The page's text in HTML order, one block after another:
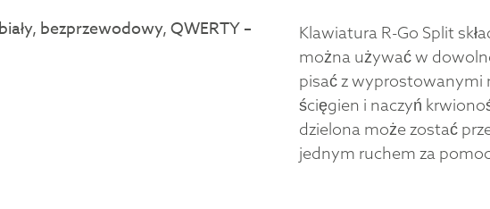
Klawiatura R-Go Split
można używać w
pisać z wyprostowanymi
ścięgien i naczyń
dzielona może zostać
jednym ruchem za